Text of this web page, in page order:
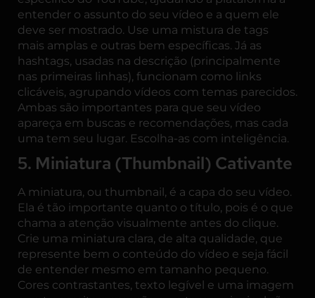
entender o assunto do seu vídeo e a quem ele
deve ser mostrado. Use uma mistura de tags
mais amplas e outras bem específicas. Já as
hashtags, usadas na descrição (principalmente
nas primeiras linhas), funcionam como links
clicáveis, agrupando vídeos com temas parecidos.
Ambas são importantes para que seu vídeo
apareça em buscas e recomendações, mas cada
uma tem seu lugar. Escolha-as com inteligência.
5. Miniatura (Thumbnail) Cativante
A miniatura, ou thumbnail, é a capa do seu vídeo.
Ela é tão importante quanto o título, pois é o que
chama a atenção visualmente antes do clique.
Crie uma miniatura clara, de alta qualidade, que
represente bem o conteúdo do vídeo e seja fácil
de entender mesmo em tamanho pequeno.
Cores contrastantes, texto legível e uma imagem